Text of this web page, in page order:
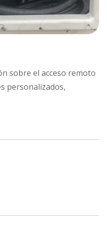
sobre el acceso remoto
personalizados,